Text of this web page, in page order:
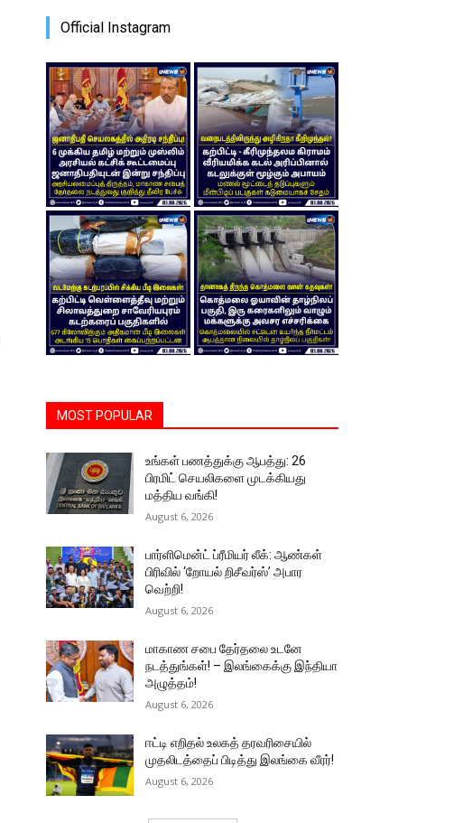
Official Instagram
MOST POPULAR
உங்கள் பணத்துக்கு ஆபத்து: 26
பிரமிட் செயலிகளை முடக்கியது
மத்திய வங்கி!
August 6, 2026
பார்ளிமென்ட் ப்ரீமியர் லீக்: ஆண்கள்
பிரிவில் ‘றோயல் றிசீவர்ஸ்’ அபார
வெற்றி!
August 6, 2026
மாகாண சபை தேர்தலை உடனே
நடத்துங்கள்! – இலங்கைக்கு இந்தியா
அழுத்தம்!
August 6, 2026
ஈட்டி எறிதல் உலகத் தரவரிசையில்
முதலிடத்தைப் பிடித்து இலங்கை வீரர்!
August 6, 2026